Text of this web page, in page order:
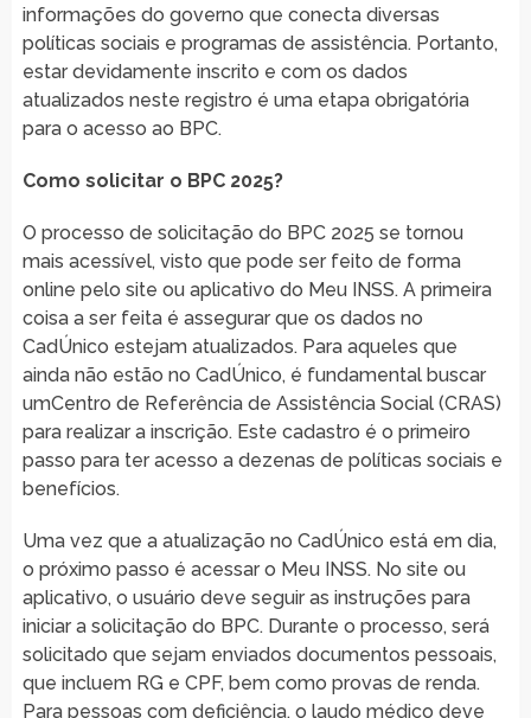
informações do governo que conecta diversas
políticas sociais e programas de assistência. Portanto,
estar devidamente inscrito e com os dados
atualizados neste registro é uma etapa obrigatória
para o acesso ao BPC.
Como solicitar o BPC 2025?
O processo de solicitação do BPC 2025 se tornou
mais acessível, visto que pode ser feito de forma
online pelo site ou aplicativo do Meu INSS. A primeira
coisa a ser feita é assegurar que os dados no
CadÚnico estejam atualizados. Para aqueles que
ainda não estão no CadÚnico, é fundamental buscar
umCentro de Referência de Assistência Social (CRAS)
para realizar a inscrição. Este cadastro é o primeiro
passo para ter acesso a dezenas de políticas sociais e
benefícios.
Uma vez que a atualização no CadÚnico está em dia,
o próximo passo é acessar o Meu INSS. No site ou
aplicativo, o usuário deve seguir as instruções para
iniciar a solicitação do BPC. Durante o processo, será
solicitado que sejam enviados documentos pessoais,
que incluem RG e CPF, bem como provas de renda.
Para pessoas com deficiência, o laudo médico deve